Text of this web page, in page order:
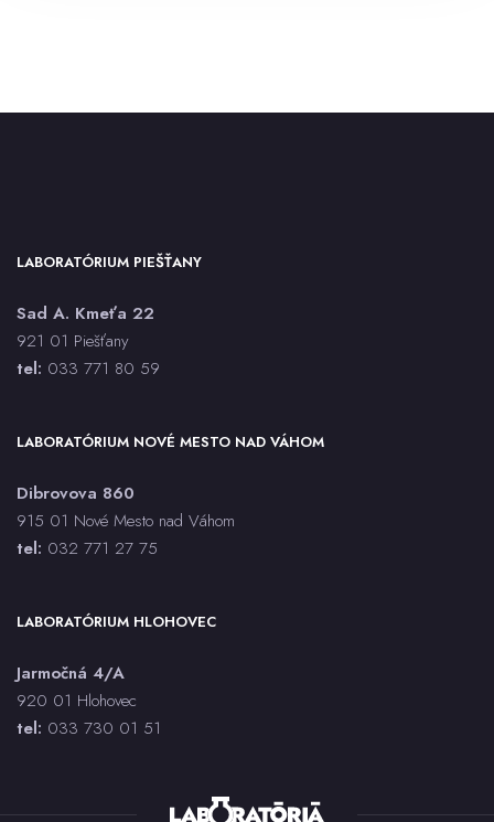
LABORATÓRIUM PIEŠŤANY
Sad A. Kmeťa 22
921 01 Piešťany
tel: 033 771 80 59
LABORATÓRIUM NOVÉ MESTO NAD VÁHOM
Dibrovova 860
915 01 Nové Mesto nad Váhom
tel: 032 771 27 75
LABORATÓRIUM HLOHOVEC
Jarmočná 4/A
920 01 Hlohovec
tel: 033 730 01 51